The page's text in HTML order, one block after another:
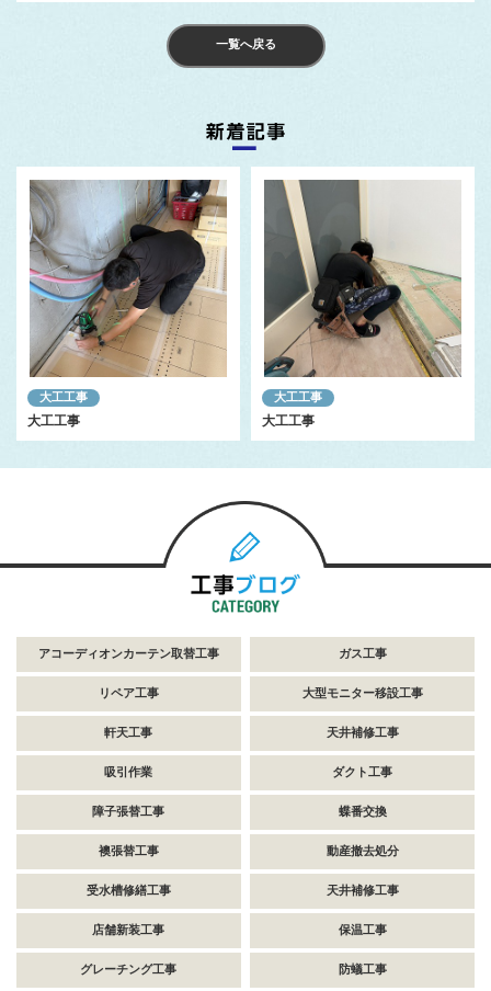
一覧へ戻る
大工工事
大工工事
大工工事
大工工事
アコーディオンカーテン取替工事 ガス工事
リペア工事 大型モニター移設工事
軒天工事 天井補修工事
吸引作業 ダクト工事
障子張替工事 蝶番交換
襖張替工事 動産撤去処分
受水槽修繕工事 天井補修工事
店舗新装工事 保温工事
グレーチング工事 防蟻工事